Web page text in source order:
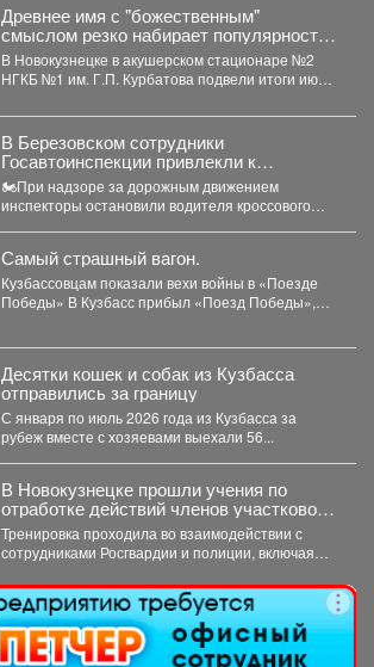
Древнее имя с "божественным"
смыслом резко набирает популярность
в Кузбассе: 11 малышей за месяц
В Новокузнецке в акушерском стационаре №2
НГКБ №1 им. Г.П. Курбатова подвели итоги июля.
В Березовском сотрудники
Госавтоинспекции привлекли к
ответственности водителя мотоцикла,
не имеющего права управления
🏍При надзоре за дорожным движением
инспекторы остановили водителя кроссового
Самый страшный вагон.
Кузбассовцам показали вехи войны в «Поезде
Победы» В Кузбасс прибыл «Поезд Победы»,
Десятки кошек и собак из Кузбасса
отправились за границу
С января по июль 2026 года из Кузбасса за
рубеж вместе с хозяевами выехали 56...
В Новокузнецке прошли учения по
отработке действий членов участковой
избирательной комиссии в нештатных
ситуациях на предстоящих выборах.
Тренировка проходила во взаимодействии с
сотрудниками Росгвардии и полиции, включая